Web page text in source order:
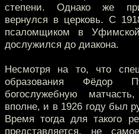
степени. Однако же
вернулся в церковь. С
псаломщиком в
дослужился до диакона.
Несмотря на то, что
образования Фёдор
богослужебную
вполне, и в 1926 году был
Время тогда для такого
представляется, не